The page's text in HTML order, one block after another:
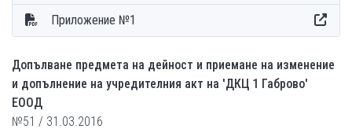
Приложение №1
Допълване предмета на дейност и приемане на изменение
и допълнение на учредителния акт на 'ДКЦ 1 Габрово'
ЕООД
№51 / 31.03.2016